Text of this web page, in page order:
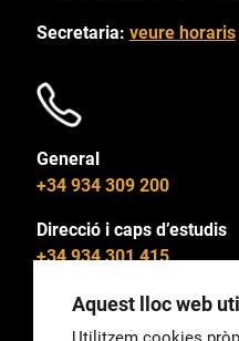
Secretaria: veure horaris
General
+34 934 309 200
Direcció i caps d’estudis
+34 934 301 415
Aquest lloc web